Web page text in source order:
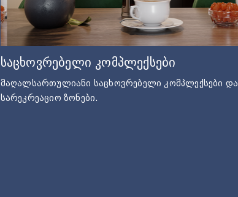
საცხოვრებელი კომპლექსები
მაღალსართულიანი საცხოვრებელი კომპლექსები და
სარეკრეაციო ზონები.